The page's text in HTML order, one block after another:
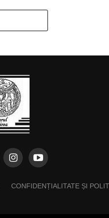
CONFIDENȚIALITATE ȘI